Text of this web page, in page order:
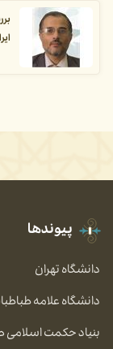
پیوندها
دانشگاه تهران
دانشگاه علامه
بنیاد حکمت اسلامی